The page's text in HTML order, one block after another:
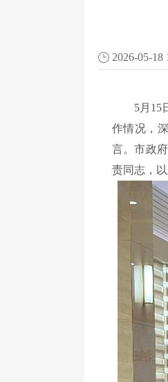
2026-05-18
5月 1 5
作情况，
言。市政
责同志，